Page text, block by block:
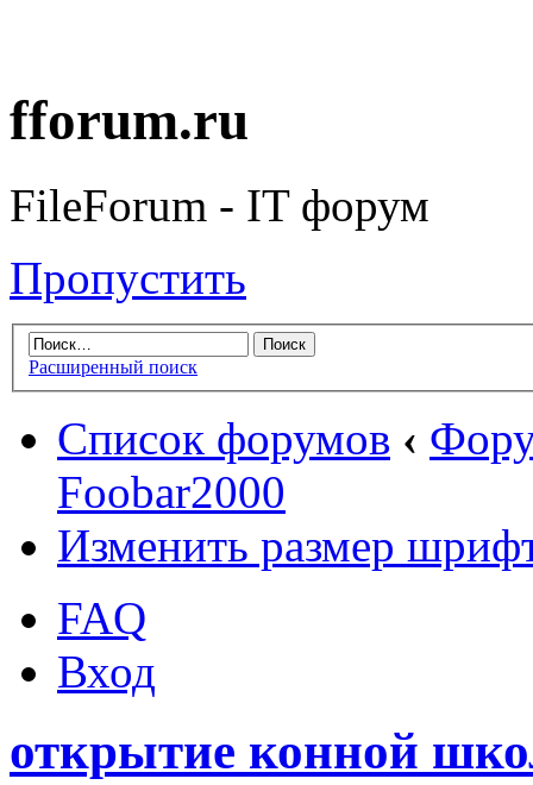
fforum.ru
FileForum - IT форум
Пропустить
Расширенный поиск
Список форумов ‹
Foobar2000
Изменить размер
FAQ
Вход
открытие конной